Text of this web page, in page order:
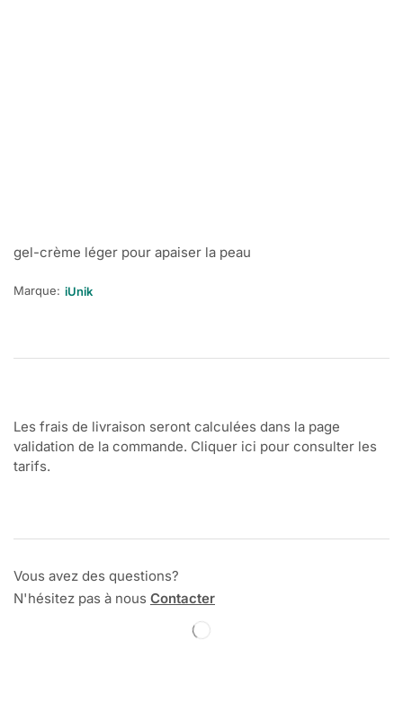
gel-crème léger pour apaiser la peau
Marque: iUnik
Les frais de livraison seront calculées dans la page
validation de la commande. Cliquer ici pour consulter les
tarifs.
Vous avez des questions?
N'hésitez pas à nous Contacter